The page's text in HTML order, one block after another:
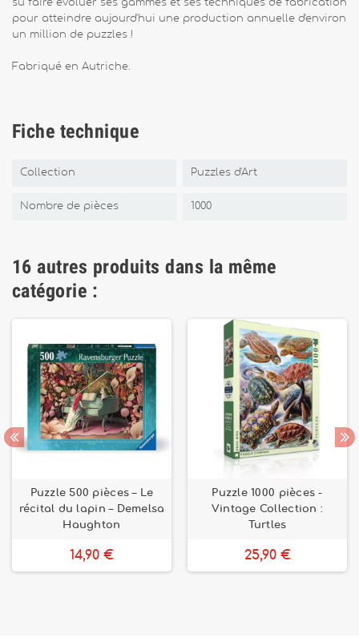
su faire évoluer ses gammes et ses techniques de fabrication
pour atteindre aujourd'hui une production annuelle d'environ
un million de puzzles !
Fabriqué en Autriche.
Fiche technique
Collection Puzzles d'Art
Nombre de pièces 1000
16 autres produits dans la même
catégorie :
Puzzle 500 pièces – Le
récital du lapin – Demelsa
Haughton
14,90 €
Puzzle 1000 pièces -
Vintage Collection :
Turtles
25,90 €